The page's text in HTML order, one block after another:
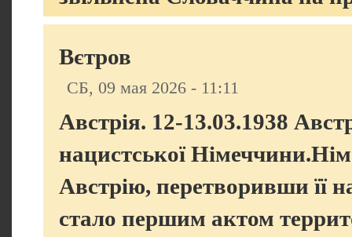
Вєтров
СБ, 09 мая 2026 - 11:11
Австрія. 12-13.03.1938
нацистської
Австрію, перетворивши її
стало першим актом